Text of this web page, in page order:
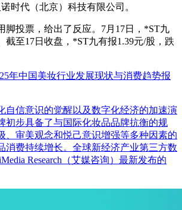
时代（北京）科技有限公司。
投票，给出了反应。7月17日，*ST九
截至17日收盘，*ST九有报1.39元/股，跌
年中国美妆行业发展现状与消费趋势报
自信意识的觉醒以及数字化经济的加速演
初步具备了与国际化妆品品牌抗衡的规
、审美观念和悦己意识增强等多种因素的
消费持续增长。全球新经济产业第三方数
Research（艾媒咨询）最新发布的